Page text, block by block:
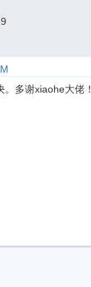
多谢xiaohe大佬！